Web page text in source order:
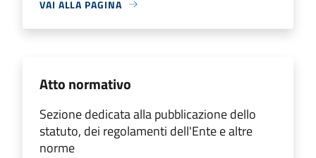
VAI ALLA PAGINA
Atto normativo
Sezione dedicata alla pubblicazione dello
statuto, dei regolamenti dell'Ente e altre
norme